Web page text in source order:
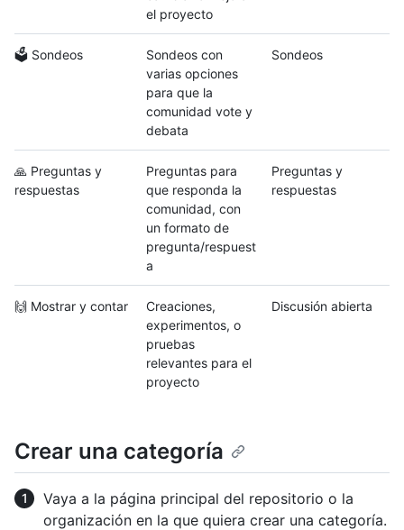
el proyecto
🗳 Sondeos
Sondeos con
varias opciones
para que la
comunidad vote y
debata
Sondeos
🙏 Preguntas y
respuestas
Preguntas para
que responda la
comunidad, con
un formato de
pregunta/respuest
a
Preguntas y
respuestas
🙌 Mostrar y contar
Creaciones,
experimentos, o
pruebas
relevantes para el
proyecto
Discusión abierta
Crear una categoría
Vaya a la página principal del repositorio o la
organización en la que quiera crear una categoría.